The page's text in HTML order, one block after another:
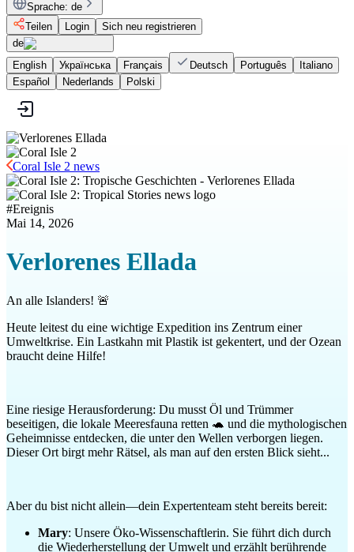
Sprache: de
Teilen
Login
Sich neu registrieren
de
English
Українська Français Deutsch Português
Italiano
Español
Nederlands Polski
Coral Isle 2 news
#Ereignis
Mai 14, 2026
Verlorenes Ellada
An alle Islanders! 🚨
Heute leitest du eine wichtige Expedition ins Zentrum einer
Umweltkrise. Ein Lastkahn mit Plastik ist gekentert, und der Ozean
braucht deine Hilfe!
Eine riesige Herausforderung: Du musst Öl und Trümmer
beseitigen, die lokale Meeresfauna retten 🐢 und die mythologischen
Geheimnisse entdecken, die unter den Wellen verborgen liegen.
Dieser Ort birgt mehr Rätsel, als man auf den ersten Blick sieht...
Aber du bist nicht allein—dein Expertenteam steht bereits bereit:
Mary: Unsere Öko-Wissenschaftlerin. Sie führt dich durch
die Wiederherstellung der Umwelt und erzählt berührende